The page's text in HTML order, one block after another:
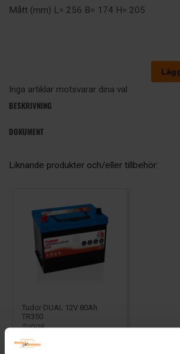
Mått (mm) L= 256 B= 174 H= 205
Inga artiklar motsvarar dina val
BESKRIVNING
DOKUMENT
Liknande produkter och/eller tillbehör:
Tudor DUAL 12V 80Ah
TR350
TUDOR
Mått (mm) L=270 B=173 H=222 |
EN:510 | PS:1 | Kg:17,4